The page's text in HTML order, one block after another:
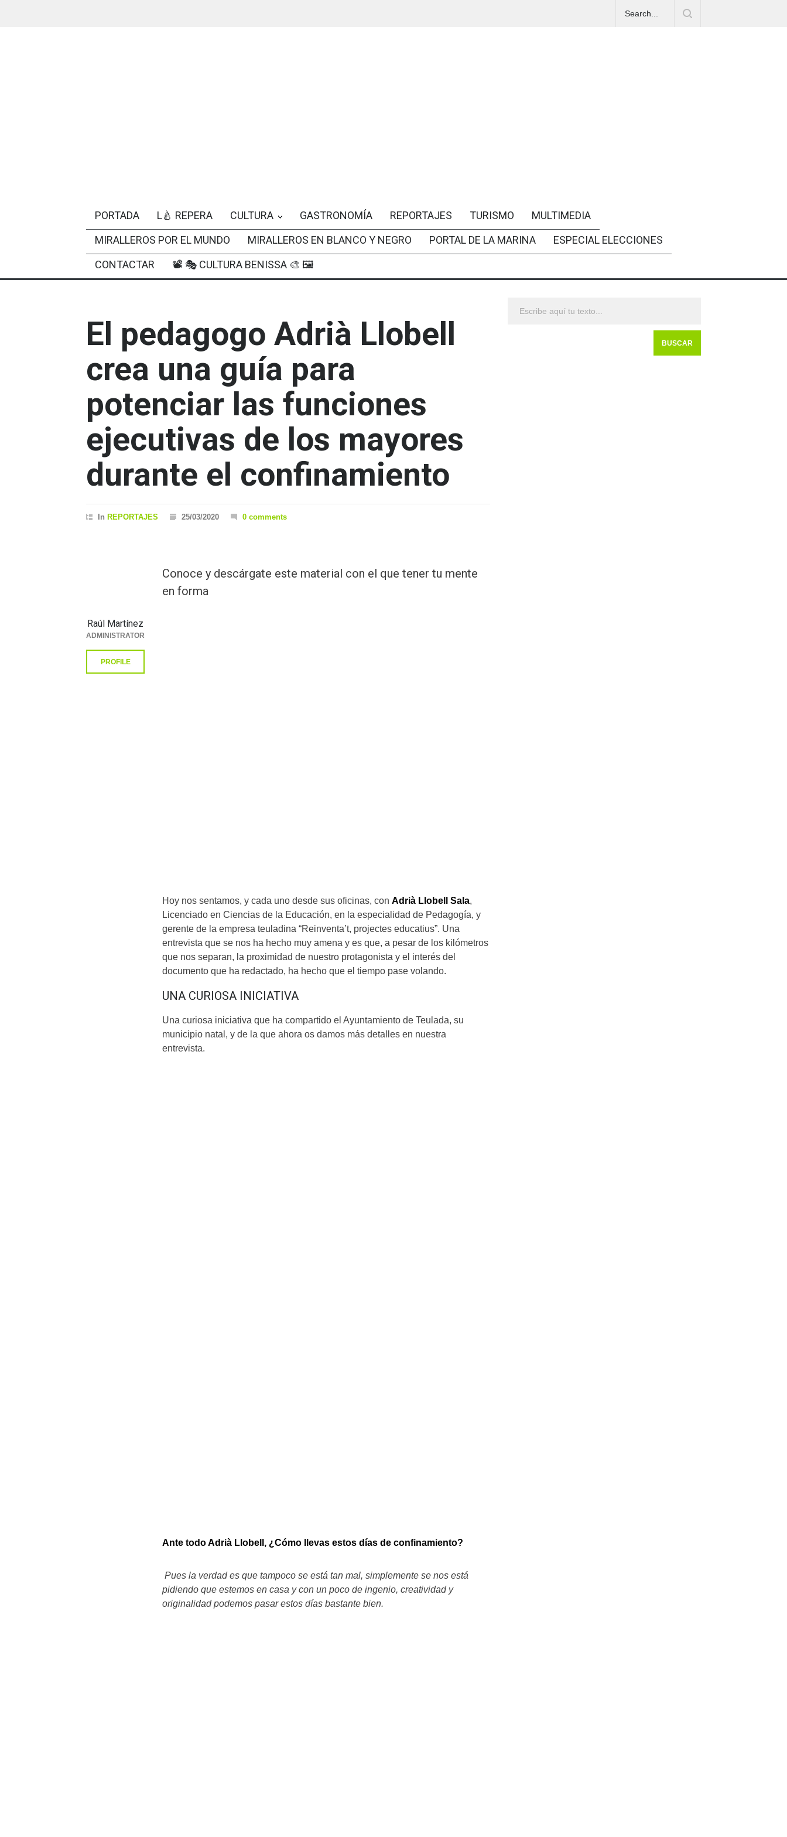
PORTADA L🍐 REPERA CULTURA GASTRONOMÍA REPORTAJES TURISMO
MULTIMEDIA
MIRALLEROS POR EL MUNDO
MIRALLEROS EN BLANCO Y NEGRO PORTAL DE LA MARINA
ESPECIAL ELECCIONES
CONTACTAR
📽 🎭 CULTURA BENISSA 🎨 🖼
El pedagogo Adrià Llobell
crea una guía para
potenciar las funciones
ejecutivas de los mayores
durante el confinamiento
In REPORTAJES 25/03/2020 0 comments
Conoce y descárgate este material con el que tener tu mente
en forma
Hoy nos sentamos, y cada uno desde sus oficinas, con Adrià Llobell Sala,
Licenciado en Ciencias de la Educación, en la especialidad de Pedagogía, y
gerente de la empresa teuladina “Reinventa’t, projectes educatius”. Una
entrevista que se nos ha hecho muy amena y es que, a pesar de los kilómetros
que nos separan, la proximidad de nuestro protagonista y el interés del
documento que ha redactado, ha hecho que el tiempo pase volando.
UNA CURIOSA INICIATIVA
Una curiosa iniciativa que ha compartido el Ayuntamiento de Teulada, su
municipio natal, y de la que ahora os damos más detalles en nuestra
entrevista.
Ante todo Adrià Llobell, ¿Cómo llevas estos días de confinamiento?
Pues la verdad es que tampoco se está tan mal, simplemente se nos está
pidiendo que estemos en casa y con un poco de ingenio, creatividad y
originalidad podemos pasar estos días bastante bien.
Raúl Martínez
ADMINISTRATOR
PROFILE